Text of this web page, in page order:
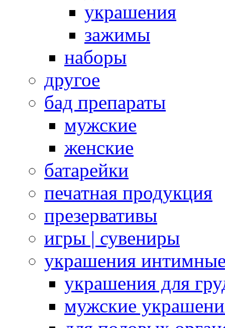
украшения
зажимы
наборы
другое
бад препараты
мужские
женские
батарейки
печатная продукция
презервативы
игры | сувениры
украшения
украшения для
мужские